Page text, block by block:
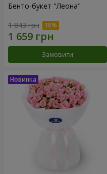
Бенто-букет "Леона"
1 843 грн
Замовити